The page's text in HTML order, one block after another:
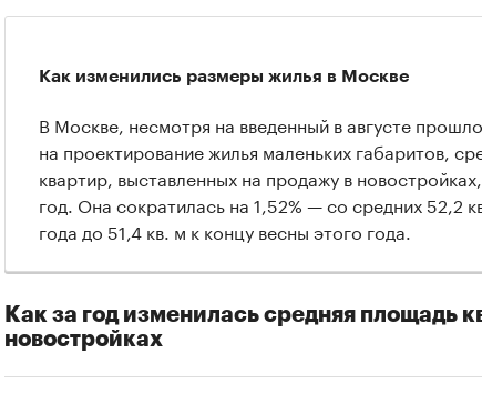
Как изменились размеры жилья в Москве
В Москве, несмотря на введенный в августе
на проектирование жилья маленьких габаритов,
квартир, выставленных на продажу в
год. Она сократилась на 1,52% — со средних 52,2
года до 51,4 кв. м к концу весны этого года.
Как за год изменилась средняя площадь
новостройках